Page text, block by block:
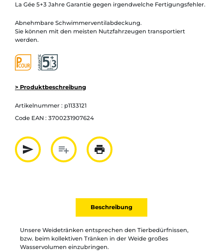
La Gée 5+3 Jahre Garantie gegen irgendwelche Fertigungsfehler.
Abnehmbare Schwimmerventilabdeckung.
Sie können mit den meisten Nutzfahrzeugen transportiert
werden.
> Produktbeschreibung
Artikelnummer : p1133121
Code EAN : 3700231907624
send
Partager par mail
playlist_add
Ajouter à la liste
print
Imprimer
Beschreibung
Unsere Weidetränken entsprechen den Tierbedürfnissen,
bzw. beim kollektiven Tränken in der Weide großes
Wasservolumen einzubringen.